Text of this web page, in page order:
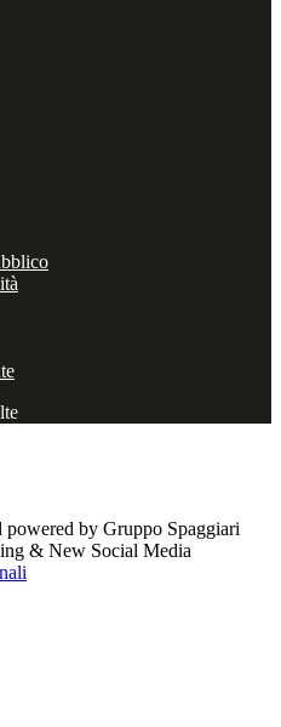
by Gruppo Spaggiari
& New Social Media